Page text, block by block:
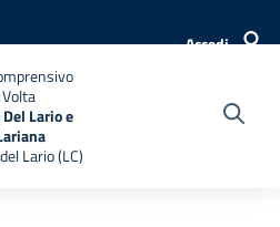
Accedi
Lario e
Lario (LC)